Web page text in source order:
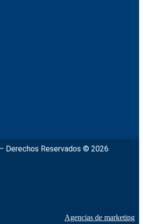
Derechos Reservados © 2026
Agencias de marketing